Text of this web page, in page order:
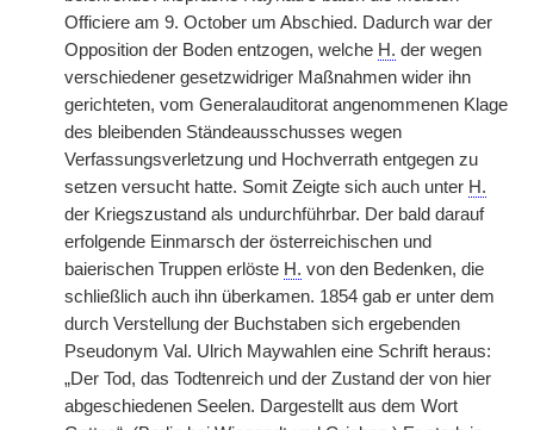
Officiere am 9. October um Abschied. Dadurch war der
Opposition der Boden entzogen, welche H. der wegen
verschiedener gesetzwidriger Maßnahmen wider ihn
gerichteten, vom Generalauditorat angenommenen Klage
des bleibenden Ständeausschusses wegen
Verfassungsverletzung und Hochverrath entgegen zu
setzen versucht hatte. Somit Zeigte sich auch unter H.
der Kriegszustand als undurchführbar. Der bald darauf
erfolgende Einmarsch der österreichischen und
baierischen Truppen erlöste H. von den Bedenken, die
schließlich auch ihn überkamen. 1854 gab er unter dem
durch Verstellung der Buchstaben sich ergebenden
Pseudonym Val. Ulrich Maywahlen eine Schrift heraus:
„Der Tod, das Todtenreich und der Zustand der von hier
abgeschiedenen Seelen. Dargestellt aus dem Wort